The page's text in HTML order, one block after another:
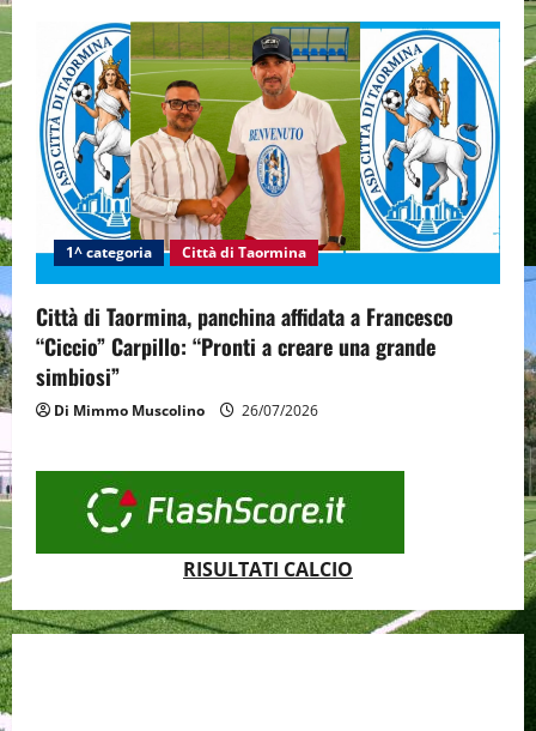
1^ categoria Città di Taormina
Città di Taormina, panchina affidata a Francesco
“Ciccio” Carpillo: “Pronti a creare una grande
simbiosi”
Di Mimmo Muscolino 26/07/2026
RISULTATI CALCIO